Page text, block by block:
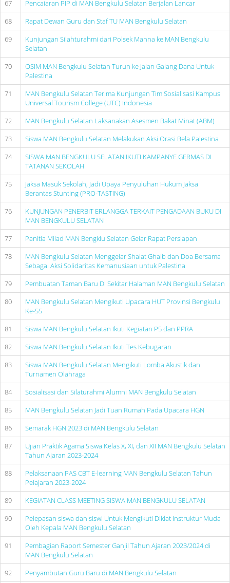
67
Pencaiaran PIP di MAN Bengkulu Selatan Berjalan Lancar
68
Rapat Dewan Guru dan Staf TU MAN Bengkulu Selatan
69
Kunjungan Silahturahmi dari Polsek Manna ke MAN Bengkulu
Selatan
70
OSIM MAN Bengkulu Selatan Turun ke Jalan Galang Dana Untuk
Palestina
71
MAN Bengkulu Selatan Terima Kunjungan Tim Sosialisasi Kampus
Universal Tourism College (UTC) Indonesia
72
MAN Bengkulu Selatan Laksanakan Asesmen Bakat Minat (ABM)
73
Siswa MAN Bengkulu Selatan Melakukan Aksi Orasi Bela Palestina
74
SISWA MAN BENGKULU SELATAN IKUTI KAMPANYE GERMAS DI
TATANAN SEKOLAH
75
Jaksa Masuk Sekolah, Jadi Upaya Penyuluhan Hukum Jaksa
Berantas Stunting (PRO-TASTING)
76
KUNJUNGAN PENERBIT ERLANGGA TERKAIT PENGADAAN BUKU DI
MAN BENGKULU SELATAN
77
Panitia Milad MAN Bengklu Selatan Gelar Rapat Persiapan
78
MAN Bengkulu Selatan Menggelar Shalat Ghaib dan Doa Bersama
Sebagai Aksi Solidaritas Kemanusiaan untuk Palestina
79
Pembuatan Taman Baru Di Sekitar Halaman MAN Bengkulu Selatan
80
MAN Bengkulu Selatan Mengikuti Upacara HUT Provinsi Bengkulu
Ke-55
81
Siswa MAN Bengkulu Selatan Ikuti Kegiatan P5 dan PPRA
82
Siswa MAN Bengkulu Selatan Ikuti Tes Kebugaran
83
Siswa MAN Bengkulu Selatan Mengikuti Lomba Akustik dan
Turnamen Olahraga
84
Sosialisasi dan Silaturahmi Alumni MAN Bengkulu Selatan
85
MAN Bengkulu Selatan Jadi Tuan Rumah Pada Upacara HGN
86
Semarak HGN 2023 di MAN Bengkulu Selatan
87
Ujian Praktik Agama Siswa Kelas X, XI, dan XII MAN Bengkulu Selatan
Tahun Ajaran 2023-2024
88
Pelaksanaan PAS CBT E-learning MAN Bengkulu Selatan Tahun
Pelajaran 2023-2024
89
KEGIATAN CLASS MEETING SISWA MAN BENGKULU SELATAN
90
Pelepasan siswa dan siswi Untuk Mengikuti Diklat Instruktur Muda
Oleh Kepala MAN Bengkulu Selatan
91
Pembagian Raport Semester Ganjil Tahun Ajaran 2023/2024 di
MAN Bengkulu Selatan
92
Penyambutan Guru Baru di MAN Bengkulu Selatan